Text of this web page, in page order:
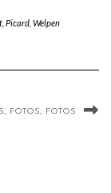
, Picard, Welpen
FOTOS, FOTOS